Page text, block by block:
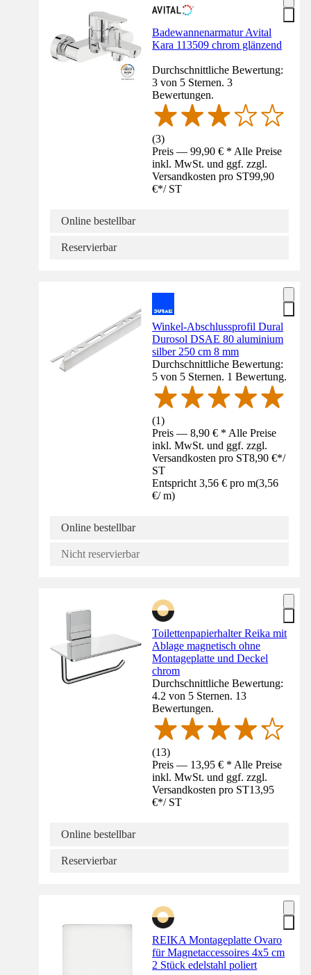
Badewannenarmatur Avital
Kara 113509 chrom glänzend
Durchschnittliche Bewertung:
3 von 5 Sternen. 3
Bewertungen.
(3)
Preis — 99,90 € * Alle Preise
inkl. MwSt. und ggf. zzgl.
Versandkosten pro ST99,90
€*/ ST
Online bestellbar
Reservierbar
Winkel-Abschlussprofil Dural
Durosol DSAE 80 aluminium
silber 250 cm 8 mm
Durchschnittliche Bewertung:
5 von 5 Sternen. 1 Bewertung.
(1)
Preis — 8,90 € * Alle Preise
inkl. MwSt. und ggf. zzgl.
Versandkosten pro ST8,90 €*/
ST
Entspricht 3,56 € pro m(3,56
€/ m)
Online bestellbar
Nicht reservierbar
Toilettenpapierhalter Reika mit
Ablage magnetisch ohne
Montageplatte und Deckel
chrom
Durchschnittliche Bewertung:
4.2 von 5 Sternen. 13
Bewertungen.
(13)
Preis — 13,95 € * Alle Preise
inkl. MwSt. und ggf. zzgl.
Versandkosten pro ST13,95
€*/ ST
Online bestellbar
Reservierbar
REIKA Montageplatte Ovaro
für Magnetaccessoires 4x5 cm
2 Stück edelstahl poliert